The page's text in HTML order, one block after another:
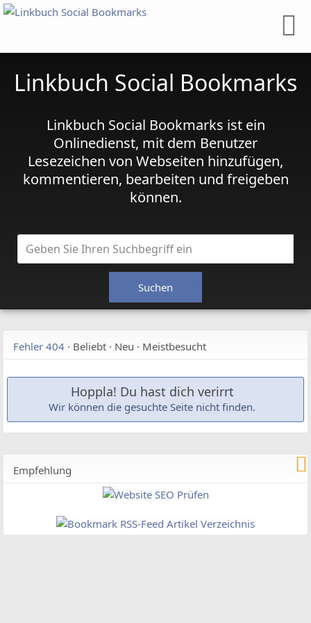
Linkbuch Social Bookmarks
Linkbuch Social Bookmarks ist ein
Onlinedienst, mit dem Benutzer
Lesezeichen von Webseiten hinzufügen,
kommentieren, bearbeiten und freigeben
können.
Fehler 404 · Beliebt · Neu · Meistbesucht
Hoppla! Du hast dich verirrt
Wir können die gesuchte Seite nicht finden.
Empfehlung